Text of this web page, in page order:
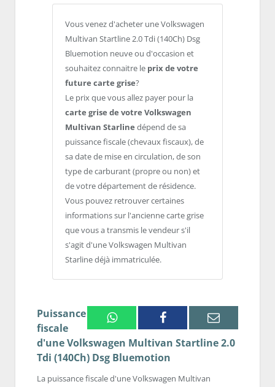
Vous venez d'acheter une Volkswagen
Multivan Startline 2.0 Tdi (140Ch) Dsg
Bluemotion neuve ou d'occasion et
souhaitez connaitre le prix de votre
future carte grise?
Le prix que vous allez payer pour la
carte grise de votre Volkswagen
Multivan Starline dépend de sa
puissance fiscale (chevaux fiscaux), de
sa date de mise en circulation, de son
type de carburant (propre ou non) et
de votre département de résidence.
Vous pouvez retrouver certaines
informations sur l'ancienne carte grise
que vous a transmis le vendeur s'il
s'agit d'une Volkswagen Multivan
Starline déjà immatriculée.
WhatsappFacebook Email
Puissance
fiscale
d'une Volkswagen Multivan Startline 2.0
Tdi (140Ch) Dsg Bluemotion
La puissance fiscale d'une Volkswagen Multivan